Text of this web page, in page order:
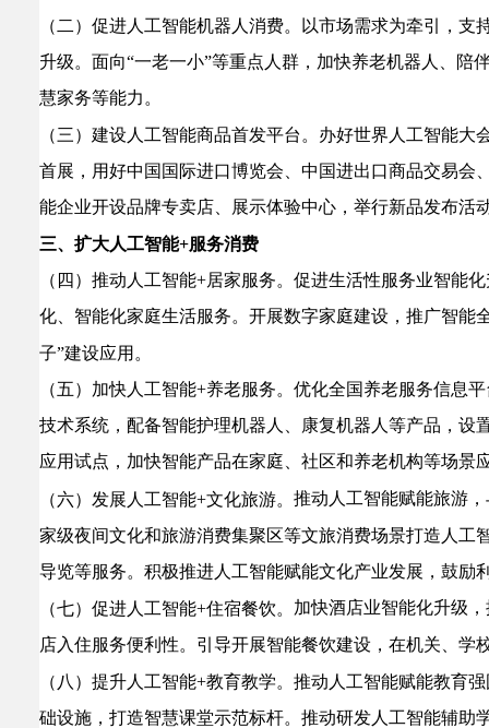
（二）促进人工智能机器人消费。
以市场需求为牵引，支
升级。面向“一老一小”等重点人群，加快养老机器人、
慧家务等能力。
（三）建设人工智能商品首发平台。 办好世界人工智能大
首展，用好中国国际进口博览会、中国进出口商品交易
能企业开设品牌专卖店、展示体验中心，举行新品发布活
三、扩大人工智能+服务消费
（四）推动人工智能+居家服务。 促进生活性服务业智能
化、智能化家庭生活服务。开展数字家庭建设，推广智能
子”建设应用。
（五）加快人工智能+养老服务。 优化全国养老服务信息
技术系统，配备智能护理机器人、康复机器人等产品，
应用试点，加快智能产品在家庭、社区和养老机构等场
（六）发展人工智能+文化旅游。 推动人工智能赋能旅游
家级夜间文化和旅游消费集聚区等文旅消费场景打造人
导览等服务。积极推进人工智能赋能文化产业发展，鼓
（七）促进人工智能+住宿餐饮。 加快酒店业智能化升级
店入住服务便利性。
引导开展智能餐饮建设，在机关、学
（八）提升人工智能+教育教学。 推动人工智能赋能教育
础设施，打造智慧课堂示范标杆。推动研发人工智能辅